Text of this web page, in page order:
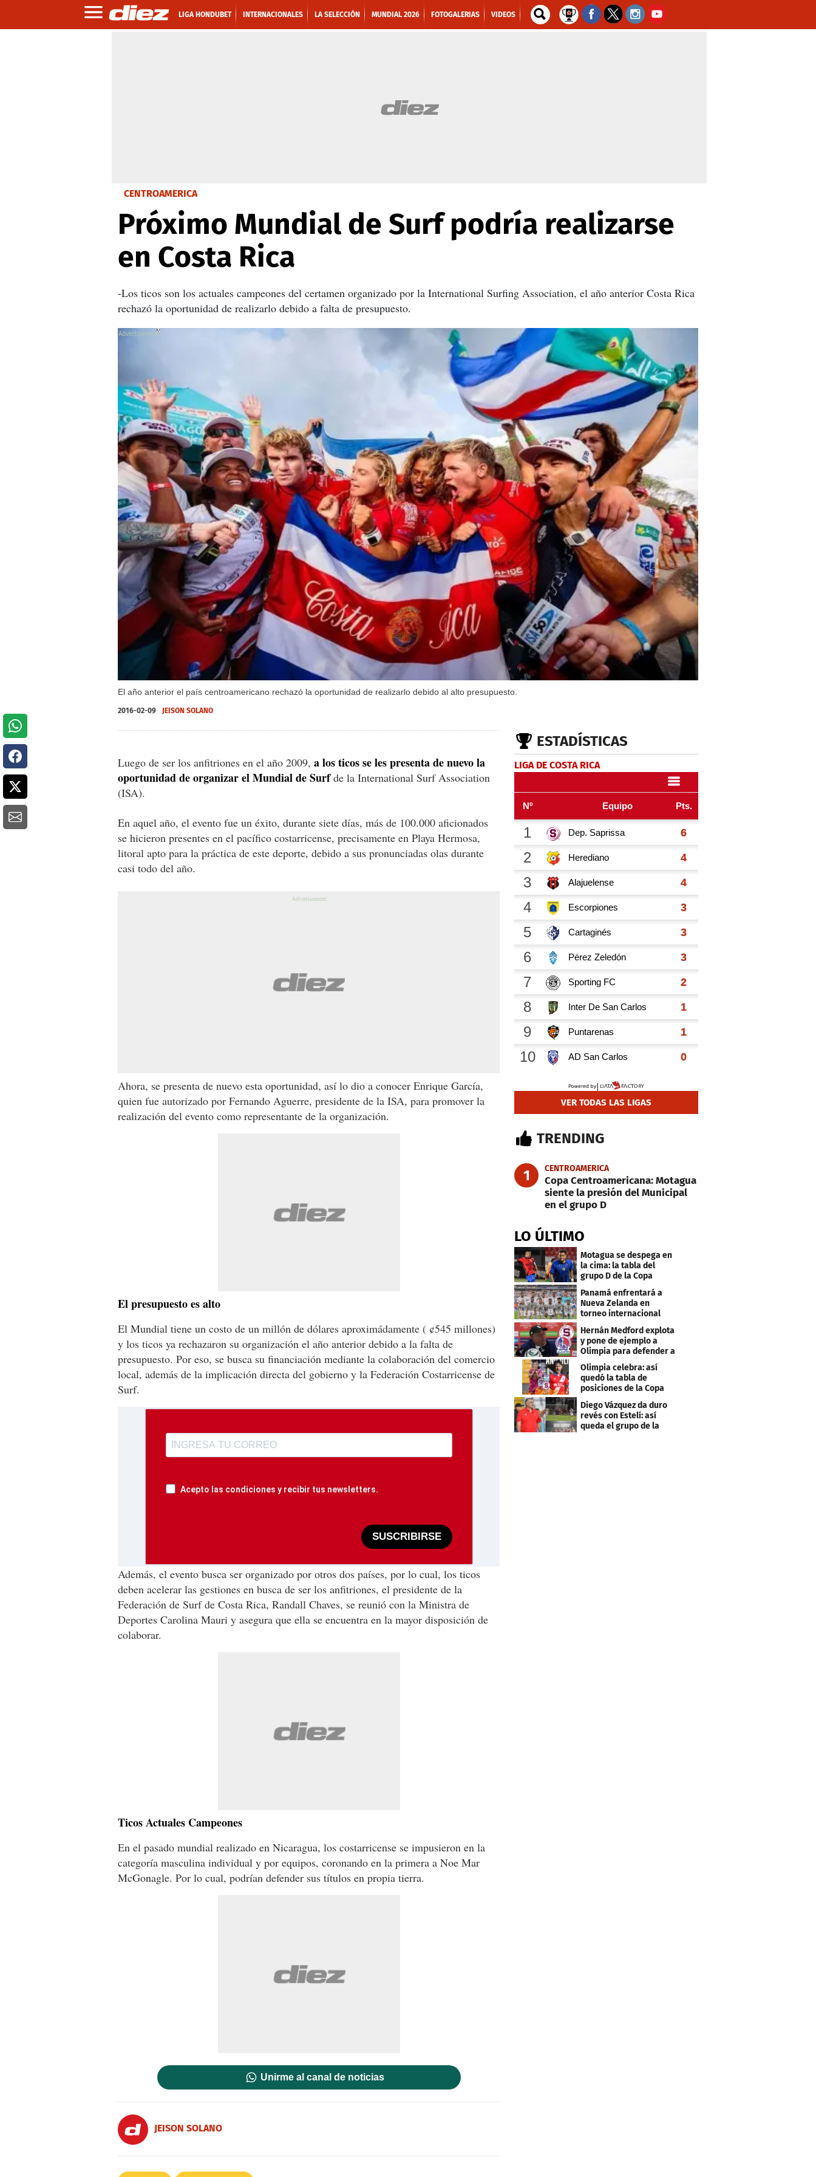
LIGA HONDUBET INTERNACIONALES LA SELECCIÓN MUNDIAL 2026 FOTOGALERIAS VIDEOS
CENTROAMÉRICA
Próximo Mundial de Surf podría realizarse
en Costa Rica
-Los ticos son los actuales campeones del certamen organizado por la International Surfing Association, el año anterior Costa Rica
rechazó la oportunidad de realizarlo debido a falta de presupuesto.
El año anterior el país centroamericano rechazó la oportunidad de realizarlo debido al alto presupuesto.
X
2016-02-09 JEISON SOLANO
Luego de ser los anfitriones en el año 2009, a los ticos se les presenta de nuevo la
oportunidad de organizar el Mundial de Surfde la International Surf Association
(ISA).
En aquel año, el evento fue un éxito, durante siete días, más de 100.000 aficionados
se hicieron presentes en el pacífico costarricense, precisamente en Playa Hermosa,
litoral apto para la práctica de este deporte, debido a sus pronunciadas olas durante
casi todo del año.
Ahora, se presenta de nuevo esta oportunidad, así lo dio a conocer Enrique García,
quien fue autorizado por Fernando Aguerre, presidente de la ISA, para promover la
realización del evento como representante de la organización.
El presupuesto es alto
El Mundial tiene un costo de un millón de dólares aproximádamente ( ¢545 millones)
y los ticos ya rechazaron su organización el año anterior debido a la falta de
presupuesto. Por eso, se busca su financiación mediante la colaboración del comercio
local, además de la implicación directa del gobierno y la Federación Costarricense de
Surf.
Acepto las condiciones y recibir tus newsletters.
SUSCRIBIRSE
Además, el evento busca ser organizado por otros dos países, por lo cual, los ticos
deben acelerar las gestiones en busca de ser los anfitriones, el presidente de la
Federación de Surf de Costa Rica, Randall Chaves, se reunió con la Ministra de
Deportes Carolina Mauri y asegura que ella se encuentra en la mayor disposición de
colaborar.
Ticos Actuales Campeones
En el pasado mundial realizado en Nicaragua, los costarricense se impusieron en la
categoría masculina individual y por equipos, coronando en la primera a Noe Mar
McGonagle. Por lo cual, podrían defender sus títulos en propia tierra.
Unirme al canal de noticias
JEISON SOLANO
ESTADÍSTICAS
LIGA DE COSTA RICA
VER TODAS LAS LIGAS
TRENDING
1 CENTROAMERICA
Copa Centroamericana: Motagua
siente la presión del Municipal
en el grupo D
LO ÚLTIMO
Motagua se despega en
la cima: la tabla del
grupo D de la Copa
Centroamericana
Panamá enfrentará a
Nueva Zelanda en
torneo internacional
durante Fecha FIFA
Hernán Medford explota
y pone de ejemplo a
Olimpia para defender a
Saprissa
Olimpia celebra: así
quedó la tabla de
posiciones de la Copa
Centroamericana
Diego Vázquez da duro
revés con Estelí: así
queda el grupo de la